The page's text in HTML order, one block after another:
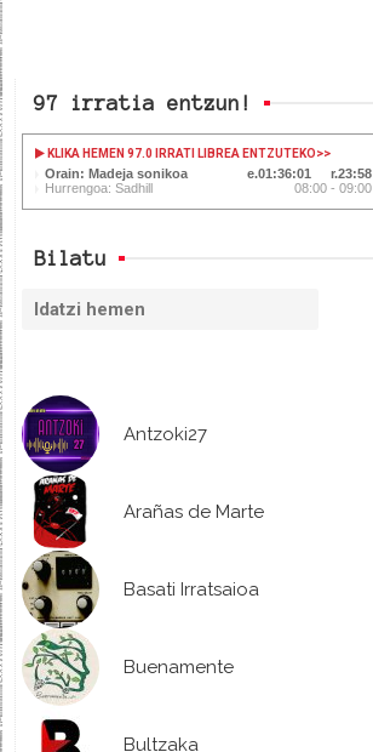
97 irratia entzun!
KLIKA HEMEN 97.0 IRRATI LIBREA ENTZUTEKO>>
Orain: Madeja sonikoa 01:36:01
23:58
Hurrengoa: Sadhill
08:00 - 09:00
Bilatu
Antzoki27
Arañas de Marte
Basati Irratsaioa
Buenamente
Bultzaka